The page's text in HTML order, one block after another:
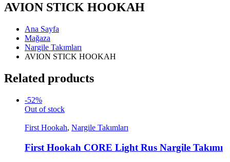
AVION STICK HOOKAH
Ana Sayfa
Mağaza
Nargile Takımları
AVION STICK HOOKAH
Related products
-52%
Out of stock
First Hookah, Nargile Takımları
First Hookah CORE Light Rus Nargile Takımı